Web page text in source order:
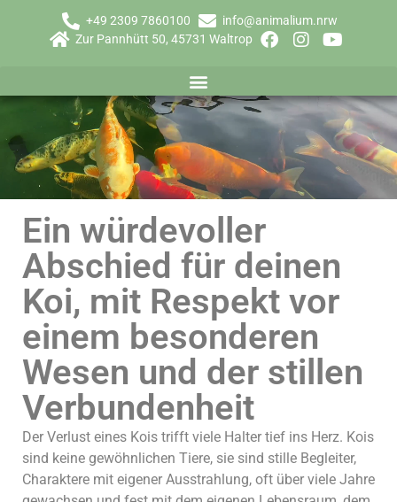
+49 2309 7860100
info@animalium.nrw
Zur Pannhütt 50, 45731 Waltrop
Ein würdevoller
Abschied für deinen
Koi, mit Respekt vor
einem besonderen
Wesen und der stillen
Verbundenheit
Der Verlust eines Kois trifft viele Halter tief ins Herz. Kois
sind keine gewöhnlichen Tiere, sie sind stille Begleiter,
Charaktere mit eigener Ausstrahlung, oft über viele Jahre